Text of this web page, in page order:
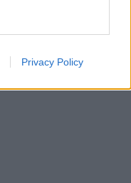
Privacy Policy